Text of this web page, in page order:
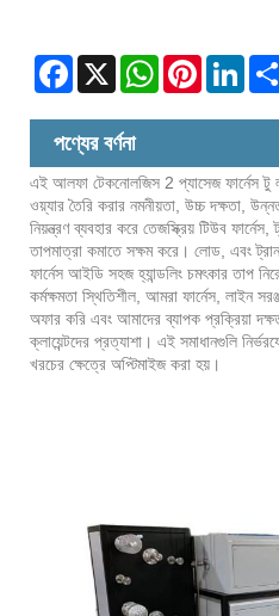
Facebook
X WhatsAppPinterest
পণ্যের বর্ণনা
এই আলফা টেকনোলজিস 2 প্যাসেজ ফার্নেস টু
ওয়্যার তৈরি করার নমনীয়তা, উচ্চ দক্ষতা,
নিয়ন্ত্রণ ব্যবহার করে তেজস্ক্রিয় টিউব ফার্নেস,
তাপমাত্রা কমাতে সক্ষম করে। লোড, এবং
ফার্নেস আইডি সহজ হ্যান্ডলিং চমৎকার তাপ
কর্মক্ষমতা স্থিতিশীল, আমরা ফার্নেস, লাইন
অফার করি এবং আমাদের ব্যাপক প্রক্রিয়া
ক্লায়েন্টদের প্রত্যাশা। এই সমাধানগুলি
খরচের ক্ষেত্রে অপ্টিমাইজ করা হয়।